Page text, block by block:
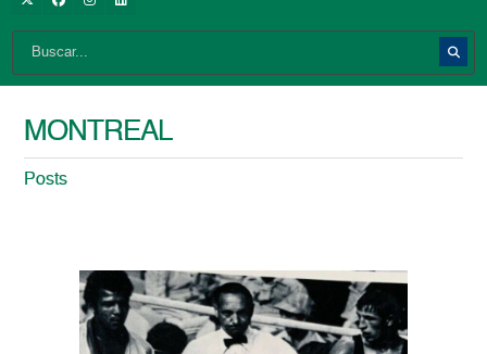
MONTREAL
Posts